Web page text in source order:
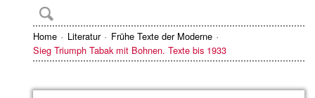
Home Literatur
Frühe Texte der Moderne
Sieg Triumph Tabak mit Bohnen. Texte bis 1933